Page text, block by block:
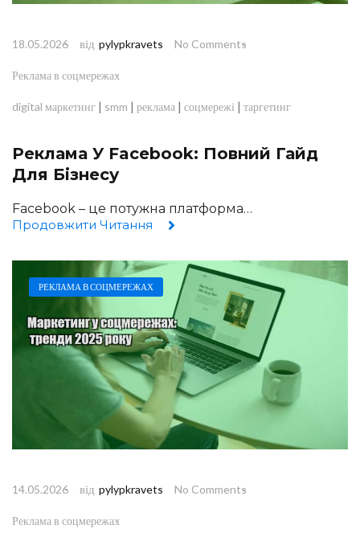
18.05.2026 від pylypkravets No Comments
Реклама в соцмережах
digital маркетинг | smm | реклама | соцмережі | таргетинг
Реклама У Facebook: Повний Гайд
Для Бізнесу
Facebook – це потужна платформа…
Продовжити Читання
РЕКЛАМА В СОЦМЕРЕЖАХ
14.05.2026 від pylypkravets No Comments
Реклама в соцмережах